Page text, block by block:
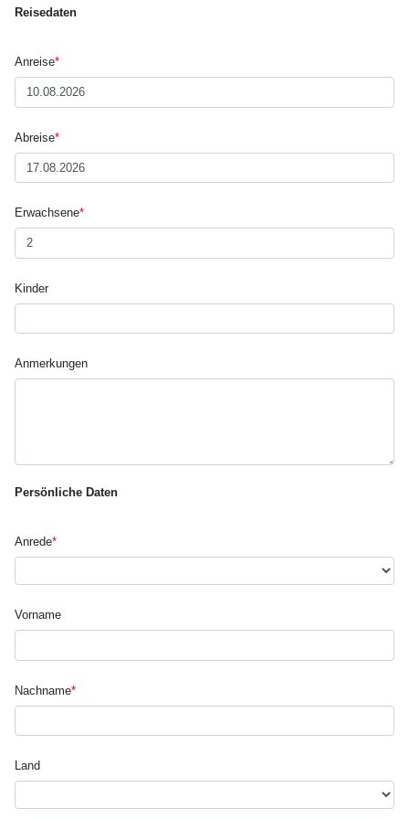
Reisedaten
Anreise*
Abreise*
Erwachsene*
Kinder
Anmerkungen
Persönliche Daten
Anrede*
Vorname
Nachname*
Land